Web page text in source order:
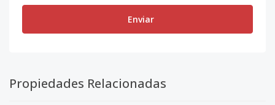
Enviar
Propiedades Relacionadas